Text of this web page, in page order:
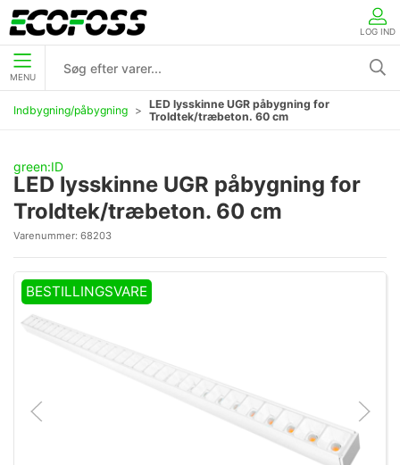
LOG IND
MENU
Indbygning/påbygning
LED lysskinne UGR påbygning for
Troldtek/træbeton. 60 cm
green:ID
LED lysskinne UGR påbygning for
Troldtek/træbeton. 60 cm
Varenummer: 68203
BESTILLINGSVARE